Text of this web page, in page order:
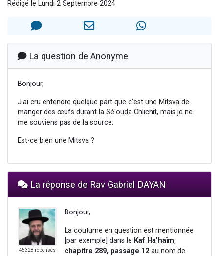
Ariel vient de donner son Maasser
Il reste 49 places pour étudier en groupe sur Zoom
6 personnes viennent de faire un don pour 5 enfants déjà orphelins risquent de perdre leur maman
3 personnes viennent de nous rejoindre sur WhatsApp
Rédigé le Lundi 2 Septembre 2024
La question de Anonyme
Bonjour,
J’ai cru entendre quelque part que c’est une Mitsva de
manger des œufs durant la Sé'ouda Chlichit, mais je ne
me souviens pas de la source.
Est-ce bien une Mitsva ?
La réponse de Rav Gabriel DAYAN
45328 réponses
Bonjour,
La coutume en question est mentionnée
[par exemple] dans le Kaf Ha'haïm,
chapitre 289, passage 12 au nom de